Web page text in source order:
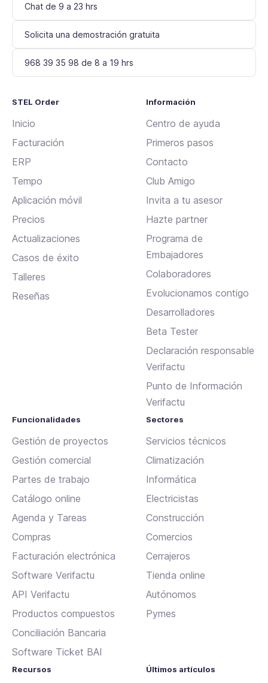
Chat de 9 a 23 hrs
Solicita una demostración gratuita
968 39 35 98 de 8 a 19 hrs
STEL Order
Inicio
Facturación
ERP
Tempo
Aplicación móvil
Precios
Actualizaciones
Casos de éxito
Talleres
Reseñas
Información
Centro de ayuda
Primeros pasos
Contacto
Club Amigo
Invita a tu asesor
Hazte partner
Programa de
Embajadores
Colaboradores
Evolucionamos contigo
Desarrolladores
Beta Tester
Declaración responsable
Verifactu
Punto de Información
Verifactu
Funcionalidades
Gestión de proyectos
Gestión comercial
Partes de trabajo
Catálogo online
Agenda y Tareas
Compras
Facturación electrónica
Software Verifactu
API Verifactu
Productos compuestos
Conciliación Bancaria
Software Ticket BAI
Sectores
Servicios técnicos
Climatización
Informática
Electricistas
Construcción
Comercios
Cerrajeros
Tienda online
Autónomos
Pymes
Recursos Últimos artículos